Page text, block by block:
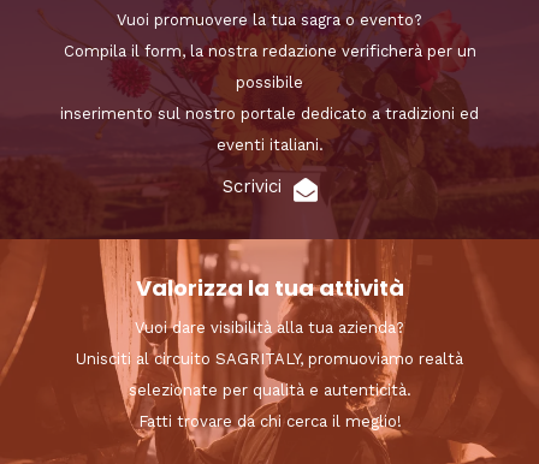
Vuoi promuovere la tua sagra o evento?
Compila il form, la nostra redazione verificherà per un
possibile
inserimento sul nostro portale dedicato a tradizioni ed
eventi italiani.
Scrivici
Valorizza la tua attività
Vuoi dare visibilità alla tua azienda?
Unisciti al circuito SAGRITALY, promuoviamo realtà
selezionate per qualità e autenticità.
Fatti trovare da chi cerca il meglio!